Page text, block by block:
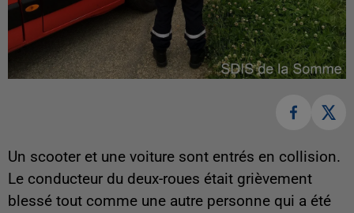
Un scooter et une voiture sont entrés en collision.
Le conducteur du deux-roues était grièvement
blessé tout comme une autre personne qui a été